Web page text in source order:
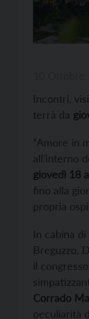
Incontri,
terrà da
“Amore in
all’interno
giovedì 18
fino alla
propria
In cabina
Breguzzo,
il
Corrado
peculiarità